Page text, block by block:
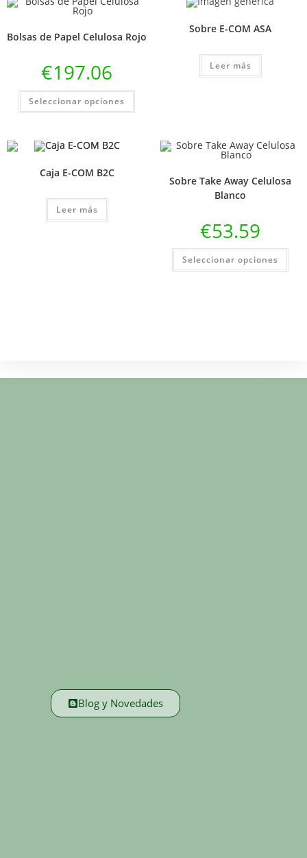
Bolsas de Papel Celulosa Rojo
€197.06
Seleccionar opciones
Sobre E-COM ASA
Leer más
Caja E-COM B2C
Leer más
Sobre Take Away Celulosa
Blanco
€53.59
Seleccionar opciones
Blog y Novedades